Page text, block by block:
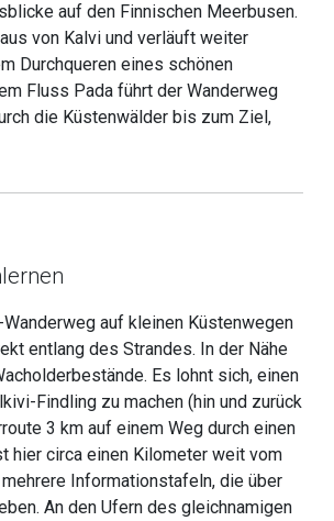
auf den Finnischen Meerbusen.
von Kalvi und verläuft weiter
Durchqueren eines schönen
Fluss Pada führt der Wanderweg
die Küstenwälder bis zum Ziel,
auf kleinen Küstenwegen
entlang des Strandes. In der Nähe
Es lohnt sich, einen
Findling zu machen (hin und zurück
3 km auf einem Weg durch einen
hier circa einen Kilometer weit vom
Informationstafeln, die über
An den Ufern des gleichnamigen